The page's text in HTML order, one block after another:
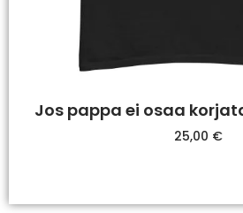
Jos pappa ei osaa
25,00 €